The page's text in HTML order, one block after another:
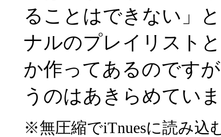
ることはできない」
ナルのプレイリスト
か作ってあるのです
うのはあきらめてい
※無圧縮でiTnuesに読み